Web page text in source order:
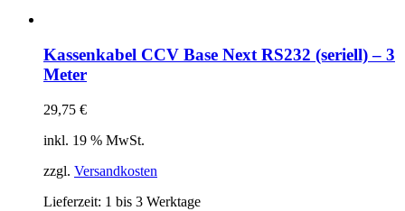
Kassenkabel CCV Base Next RS232 (seriell) – 3
Meter
29,75 €
inkl. 19 % MwSt.
zzgl. Versandkosten
Lieferzeit: 1 bis 3 Werktage